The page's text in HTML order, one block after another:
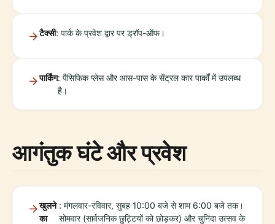
टैक्सी: पार्क के प्रवेश द्वार पर ड्रॉप-ऑफ।
पार्किंग: पैसिफिक प्लेस और आस-पास के सेंट्रल कार पार्कों में उपलब्ध
है।
आगंतुक घंटे और प्रवेश
खुलने
का
: मंगलवार-रविवार, सुबह 10:00 बजे से शाम 6:00 बजे तक।
सोमवार (सार्वजनिक छुट्टियों को छोड़कर) और चुनिंदा उत्सव के